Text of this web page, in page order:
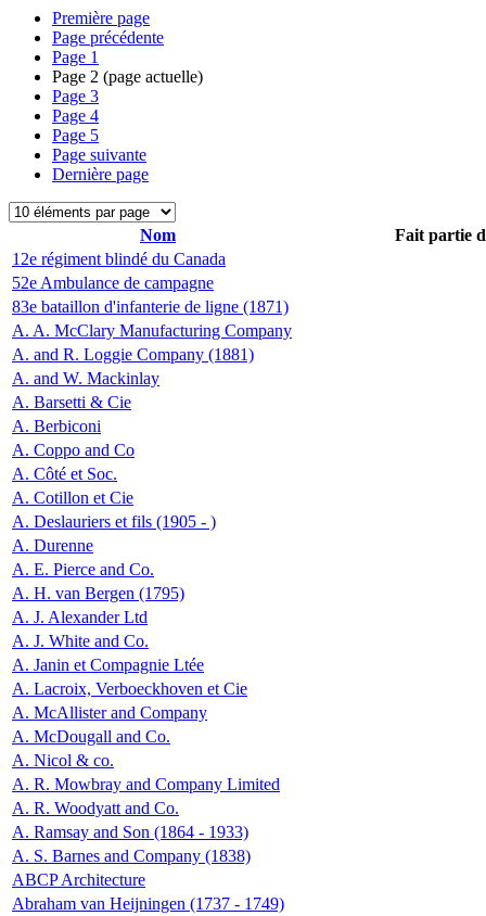
Première page
Page précédente
Page 1
Page 2 (page actuelle)
Page 3
Page 4
Page 5
Page suivante
Dernière page
Nom
Fait partie
12e régiment blindé du Canada
52e Ambulance de campagne
83e bataillon d'infanterie de ligne (1871)
A. A. McClary Manufacturing Company
A. and R. Loggie Company (1881)
A. and W. Mackinlay
A. Barsetti & Cie
A. Berbiconi
A. Coppo and Co
A. Côté et Soc.
A. Cotillon et Cie
A. Deslauriers et fils (1905 - )
A. Durenne
A. E. Pierce and Co.
A. H. van Bergen (1795)
A. J. Alexander Ltd
A. J. White and Co.
A. Janin et Compagnie Ltée
A. Lacroix, Verboeckhoven et Cie
A. McAllister and Company
A. McDougall and Co.
A. Nicol & co.
A. R. Mowbray and Company Limited
A. R. Woodyatt and Co.
A. Ramsay and Son (1864 - 1933)
A. S. Barnes and Company (1838)
ABCP Architecture
Abraham van Heijningen (1737 - 1749)